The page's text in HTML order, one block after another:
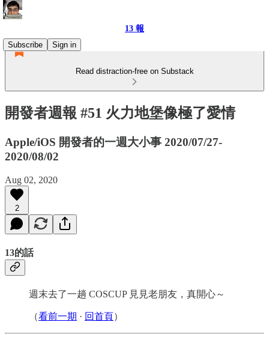
13 報
Subscribe
Sign in
Read distraction-free on Substack
開發者週報 #51 火力地堡像極了愛情
Apple/iOS 開發者的一週大小事 2020/07/27-
2020/08/02
Aug 02, 2020
2
13的話
週末去了一趟 COSCUP 見見老朋友，真開心～
（看前一期 · 回首頁）